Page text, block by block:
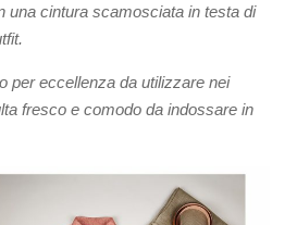
una cintura scamosciata in testa di
per eccellenza da utilizzare nei
fresco e comodo da indossare in